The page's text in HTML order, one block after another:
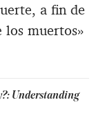
a fin de
muertos»
?: Understanding